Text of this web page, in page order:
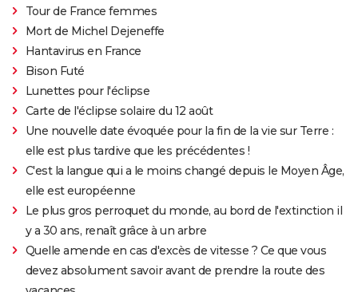
Tour de France femmes
Mort de Michel Dejeneffe
Hantavirus en France
Bison Futé
Lunettes pour l'éclipse
Carte de l'éclipse solaire du 12 août
Une nouvelle date évoquée pour la fin de la vie sur Terre :
elle est plus tardive que les précédentes !
C'est la langue qui a le moins changé depuis le Moyen Âge,
elle est européenne
Le plus gros perroquet du monde, au bord de l'extinction il
y a 30 ans, renaît grâce à un arbre
Quelle amende en cas d'excès de vitesse ? Ce que vous
devez absolument savoir avant de prendre la route des